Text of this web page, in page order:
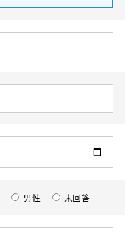
男性 未回答